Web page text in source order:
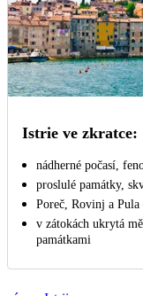
Istrie ve zkratce:
nádherné počasí,
proslulé památky,
Poreč, Rovinj a
v zátokách ukrytá
památkami